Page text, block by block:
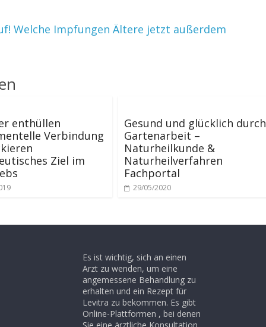
Welche Impfungen Ältere jetzt außerdem
enthüllen
Verbindung
Ziel im
Gesund und glücklich durch
Gartenarbeit –
Naturheilkunde &
Naturheilverfahren
Fachportal
29/05/2020
Es ist wichtig, sich an einen
Arzt zu wenden, um eine
angemessene Behandlung zu
erhalten und ein Rezept für
Levitra zu bekommen. Es gibt
Online-Plattformen , bei denen